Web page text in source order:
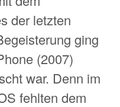
der letzten
ging
(2007)
war. Denn im
fehlten dem